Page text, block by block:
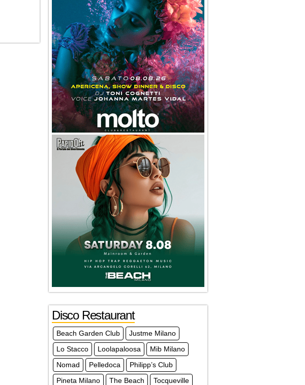
Disco Restaurant
Beach Garden Club
Justme Milano
Lo Stacco
Loolapaloosa
Mib Milano
Nomad
Pelledoca
Philipp’s Club
Pineta Milano
The Beach
Tocqueville